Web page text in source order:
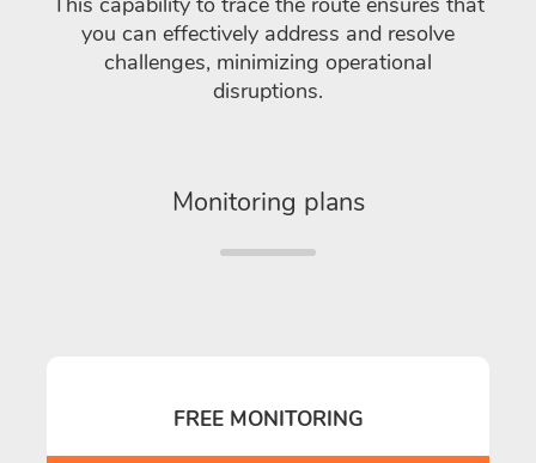
you can effectively address and resolve
challenges, minimizing operational
disruptions.
Monitoring plans
FREE MONITORING